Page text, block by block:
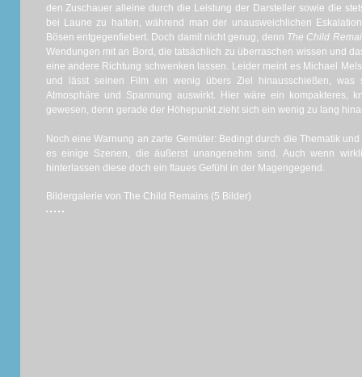
den Zuschauer alleine durch die Leistung der Darsteller sowie die
bei Laune zu halten, während man der unausweichlichen
Bösen entgegenfiebert. Doch damit nicht genug, denn The Child
Wendungen mit an Bord, die tatsächlich zu überraschen wissen und
eine andere Richtung schwenken lassen. Leider meint es Michael
und lässt seinen Film ein wenig übers Ziel hinausschießen,
Atmosphäre und Spannung auswirkt. Hier wäre ein kompakteres,
gewesen, denn gerade der Höhepunkt zieht sich ein wenig zu lang
Noch eine Warnung an zarte Gemüter: Bedingt durch die Thematik
es einige Szenen, die äußerst unangenehm sind. Auch wenn
hinterlassen diese doch ein flaues Gefühl in der Magengegend.
Bildergalerie von The Child Remains (5 Bilder)